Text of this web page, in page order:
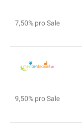
7,50% pro Sale
9,50% pro Sale